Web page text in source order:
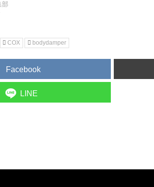
部
COX bodydamper
Facebook
LINE